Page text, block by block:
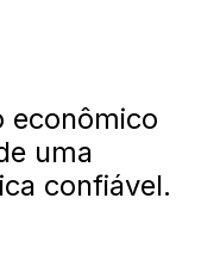
econômico
uma
confiável.